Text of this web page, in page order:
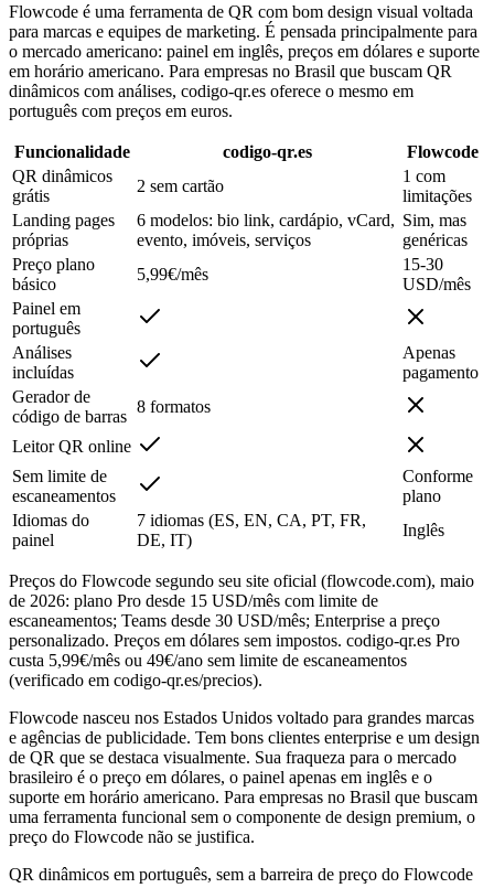
Flowcode é uma ferramenta de QR com bom design visual voltada
para marcas e equipes de marketing. É pensada principalmente para
o mercado americano: painel em inglês, preços em dólares e suporte
em horário americano. Para empresas no Brasil que buscam QR
dinâmicos com análises, codigo-qr.es oferece o mesmo em
português com preços em euros.
Funcionalidade codigo-qr.es
Flowcode
QR dinâmicos
grátis
2 sem cartão
1 com
limitações
Landing pages
próprias
6 modelos: bio link, cardápio, vCard,
evento, imóveis, serviços
Sim, mas
genéricas
Preço plano
básico
5,99€/mês
15-30
USD/mês
Painel em
português
Análises
incluídas
Apenas
pagamento
Gerador de
código de barras
8 formatos
Leitor QR online
Sem limite de
escaneamentos
Conforme
plano
Idiomas do
painel
7 idiomas (ES, EN, CA, PT, FR,
DE, IT)
Inglês
Preços do Flowcode segundo seu site oficial (flowcode.com), maio
de 2026: plano Pro desde 15 USD/mês com limite de
escaneamentos; Teams desde 30 USD/mês; Enterprise a preço
personalizado. Preços em dólares sem impostos. codigo-qr.es Pro
custa 5,99€/mês ou 49€/ano sem limite de escaneamentos
(verificado em codigo-qr.es/precios).
Flowcode nasceu nos Estados Unidos voltado para grandes marcas
e agências de publicidade. Tem bons clientes enterprise e um design
de QR que se destaca visualmente. Sua fraqueza para o mercado
brasileiro é o preço em dólares, o painel apenas em inglês e o
suporte em horário americano. Para empresas no Brasil que buscam
uma ferramenta funcional sem o componente de design premium, o
preço do Flowcode não se justifica.
QR dinâmicos em português, sem a barreira de preço do Flowcode